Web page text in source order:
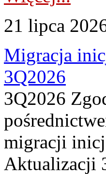
21 lipca
Migracja
3Q2026
3Q2026
migracji
Aktualizacji